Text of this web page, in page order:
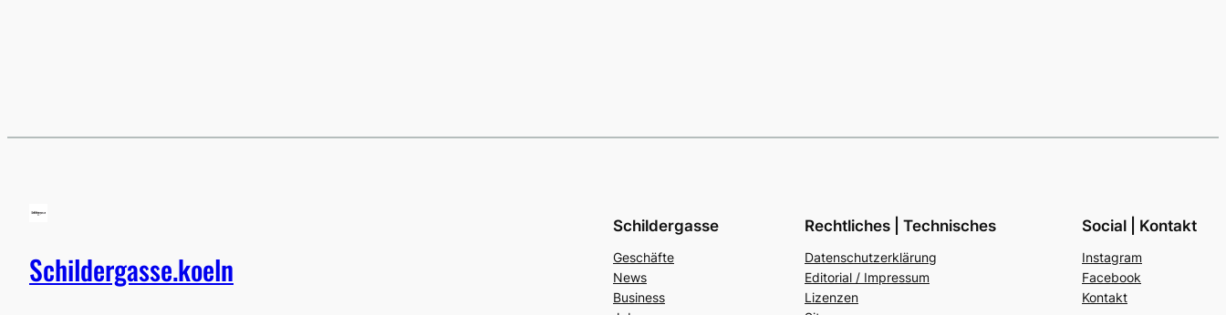
Schildergasse.koeln
Schildergasse
Geschäfte
News
Business
Rechtliches | Technisches
Datenschutzerklärung
Editorial / Impressum
Lizenzen
Social | Kontakt
Instagram
Facebook
Kontakt